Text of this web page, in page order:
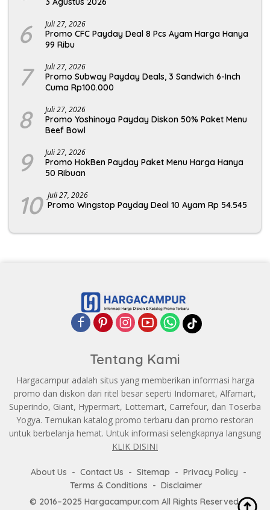
6 Juli 27, 2026
Promo CFC Payday Deal 8 Pcs Ayam Harga Hanya
99 Ribu
7 Juli 27, 2026
Promo Subway Payday Deals, 3 Sandwich 6-Inch
Cuma Rp100.000
8 Juli 27, 2026
Promo Yoshinoya Payday Diskon 50% Paket Menu
Beef Bowl
9 Juli 27, 2026
Promo HokBen Payday Paket Menu Harga Hanya
50 Ribuan
10 Juli 27, 2026
Promo Wingstop Payday Deal 10 Ayam Rp 54.545
Tentang Kami
Hargacampur adalah situs yang memberikan informasi harga
promo dan diskon dari ritel besar seperti Indomaret, Alfamart,
Superindo, Giant, Hypermart, Lottemart, Carrefour, dan Toserba
Yogya. Temukan katalog promo terbaru dan promo restoran
untuk berbelanja hemat. Untuk informasi selengkapnya langsung
KLIK DISINI
About Us Contact Us Sitemap
Privacy Policy
Terms & Conditions
Disclaimer
© 2016–2025 Hargacampur.com All Rights Reserved.